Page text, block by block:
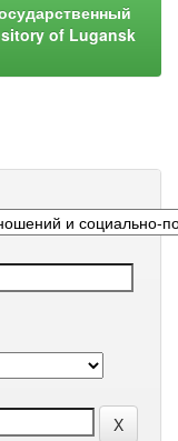
of Lugansk